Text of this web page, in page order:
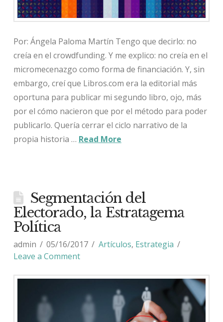
Por: Ángela Paloma Martín Tengo que decirlo: no
creía en el crowdfunding. Y me explico: no creía en el
micromecenazgo como forma de financiación. Y, sin
embargo, creí que Libros.com era la editorial más
oportuna para publicar mi segundo libro, ojo, más
por el cómo nacieron que por el método para poder
publicarlo. Quería cerrar el ciclo narrativo de la
propia historia … Read More
Segmentación del
Electorado, la Estratagema
Política
admin 05/16/2017 Artículos, Estrategia
Leave a Comment